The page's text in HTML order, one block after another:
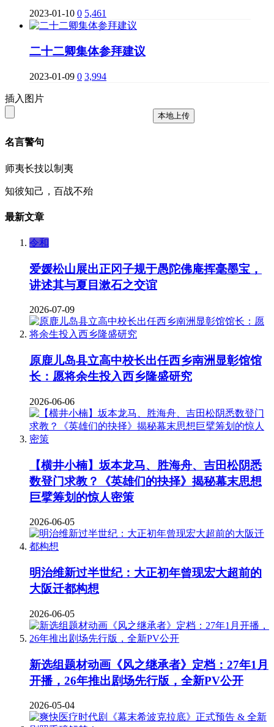
2023-01-10 0 5,461
二十二卿集体参拜建议
2023-01-09 0 3,994
插入图片
本地上传
名言警句
师夷长技以制夷
知彼知己，百战不殆
最新文章
令和
爱媛松山展出正冈子规于愚陀佛庵挥毫墨宝，
讲述其与夏目漱石之交谊
2026-07-09
原鹿儿岛县立高中校长出任西乡南洲显彰馆馆
长：愿将余生投入西乡隆盛研究
2026-06-06
【横井小楠】坂本龙马、胜海舟、吉田松阴悉
数登门求教？《英雄们的抉择》揭秘幕末思想
巨擘筹划的惊人密策
2026-06-05
明治维新过半世纪：大正初年曾现宏大超前的
大阪迁都构想
2026-06-05
新选组题材动画《风之继承者》定档：27年1月
开播，26年推出剧场先行版，全新PV公开
2026-05-04